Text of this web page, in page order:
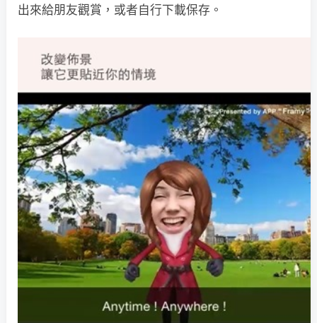
出來給朋友觀賞，或者自行下載保存。